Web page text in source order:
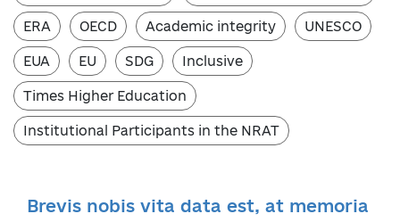
ERA OECD Academic integrity UNESCO
EUA EU SDG Inclusive
Times Higher Education
Institutional Participants in the NRAT
Brevis nobis vita data est, at memoria